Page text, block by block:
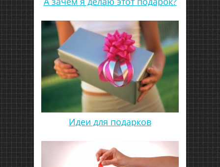
Идеи для подарков